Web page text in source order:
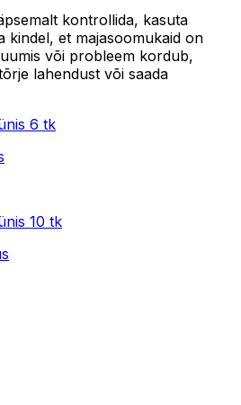
kontrollida, kasuta
kindel, et majasoomukaid on
või probleem kordub,
lahendust või saada
6 tk
10 tk